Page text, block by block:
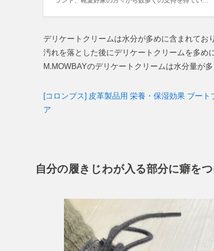
デリケートクリームは水分が多めに含まれてお
汚れを落とした後にデリケートクリームを多め
M.MOWBAYのデリケートクリームは水分量が
[コロンブス] 皮革製品用 栄養・保湿効果 ブー
ア
自分の履きじわが入る部分に癖を